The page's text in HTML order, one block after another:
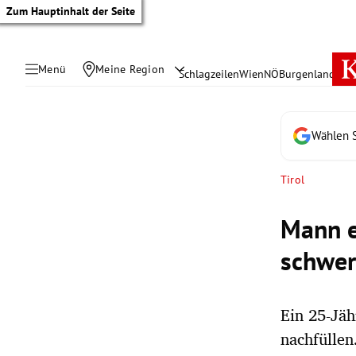
Zum Hauptinhalt der Seite
Menü Meine Region SchlagzeilenWienNÖBurgenland
Wählen
Tirol
Mann
Ein 25-